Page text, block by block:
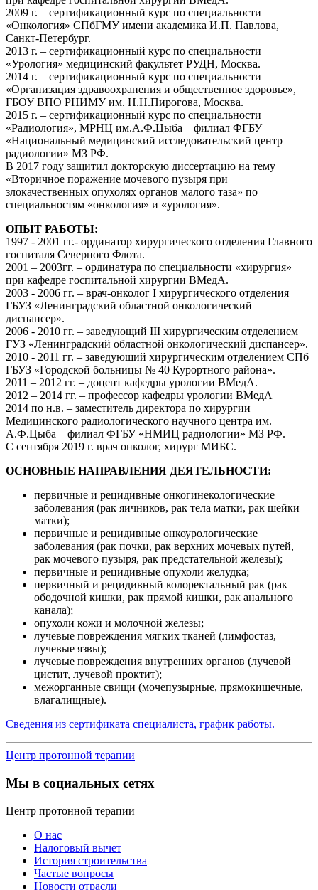
2009 г. – сертификационный курс по специальности
«Онкология» СПбГМУ имени академика И.П. Павлова,
Санкт-Петербург.
2013 г. – сертификационный курс по специальности
«Урология» медицинский факультет РУДН, Москва.
2014 г. – сертификационный курс по специальности
«Организация здравоохранения и общественное здоровье»,
ГБОУ ВПО РНИМУ им. Н.Н.Пирогова, Москва.
2015 г. – сертификационный курс по специальности
«Радиология», МРНЦ им.А.Ф.Цыба – филиал ФГБУ
«Национальный медицинский исследовательский центр
радиологии» МЗ РФ.
В 2017 году защитил докторскую диссертацию на тему
«Вторичное поражение мочевого пузыря при
злокачественных опухолях органов малого таза» по
специальностям «онкология» и «урология».
ОПЫТ РАБОТЫ:
1997 - 2001 гг.- ординатор хирургического отделения Главного
госпиталя Северного Флота.
2001 – 2003гг. – ординатура по специальности «хирургия»
при кафедре госпитальной хирургии ВМедА.
2003 - 2006 гг. – врач-онколог I хирургического отделения
ГБУЗ «Ленинградский областной онкологический
диспансер».
2006 - 2010 гг. – заведующий III хирургическим отделением
ГУЗ «Ленинградский областной онкологический диспансер».
2010 - 2011 гг. – заведующий хирургическим отделением СПб
ГБУЗ «Городской больницы № 40 Курортного района».
2011 – 2012 гг. – доцент кафедры урологии ВМедА.
2012 – 2014 гг. – профессор кафедры урологии ВМедА
2014 по н.в. – заместитель директора по хирургии
Медицинского радиологического научного центра им.
А.Ф.Цыба – филиал ФГБУ «НМИЦ радиологии» МЗ РФ.
С сентября 2019 г. врач онколог, хирург МИБС.
ОСНОВНЫЕ НАПРАВЛЕНИЯ ДЕЯТЕЛЬНОСТИ:
первичные и рецидивные онкогинекологические
заболевания (рак яичников, рак тела матки, рак шейки
матки);
первичные и рецидивные онкоурологические
заболевания (рак почки, рак верхних мочевых путей,
рак мочевого пузыря, рак предстательной железы);
первичные и рецидивные опухоли желудка;
первичный и рецидивный колоректальный рак (рак
ободочной кишки, рак прямой кишки, рак анального
канала);
опухоли кожи и молочной железы;
лучевые повреждения мягких тканей (лимфостаз,
лучевые язвы);
лучевые повреждения внутренних органов (лучевой
цистит, лучевой проктит);
межорганные свищи (мочепузырные, прямокишечные,
влагалищные).
Сведения из сертификата специалиста, график работы.
Центр протонной терапии
Мы в социальных сетях
Центр протонной терапии
О нас
Налоговый вычет
История строительства
Частые вопросы
Новости отрасли